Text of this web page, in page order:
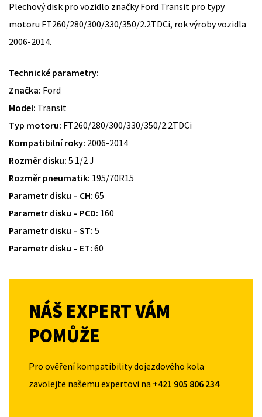
Plechový disk pro vozidlo značky Ford Transit pro typy
motoru FT260/280/300/330/350/2.2TDCi, rok výroby vozidla
2006-2014.
Technické parametry:
Značka: Ford
Model: Transit
Typ motoru: FT260/280/300/330/350/2.2TDCi
Kompatibilní roky: 2006-2014
Rozměr disku: 5 1/2 J
Rozměr pneumatik: 195/70R15
Parametr disku – CH: 65
Parametr disku – PCD: 160
Parametr disku – ST: 5
Parametr disku – ET: 60
NÁŠ EXPERT VÁM
POMŮŽE
Pro ověření kompatibility dojezdového kola
zavolejte našemu expertovi na +421 905 806 234